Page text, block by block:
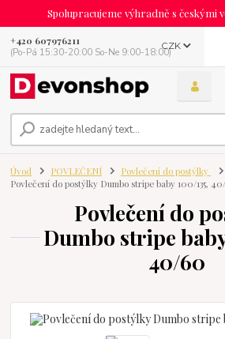
Spolupracujeme výhradně s
CZK
+420 607976211
(Po-Pá 15:30-20:00 So-Ne 9:00-18:00)
Úvod POVLEČENÍ Povlečení do postýlky
Povlečení do postýlky Dumbo stripe baby 100/135,
Povlečení do
Dumbo stripe
40/60